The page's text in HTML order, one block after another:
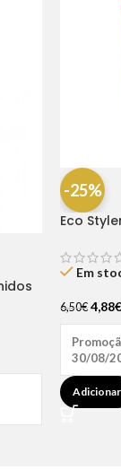
-25%
Eco
Em
6,50€ 4,88€
30/08/
Adicionar